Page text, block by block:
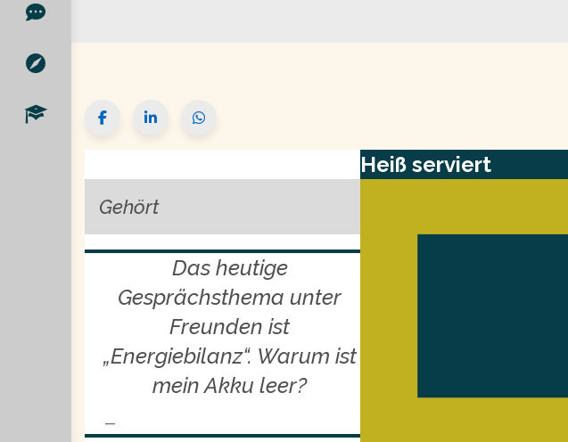
Gehört
Das heutige
Gesprächsthema unter
Freunden ist
„Energiebilanz“. Warum ist
mein Akku leer?
Heiß serviert